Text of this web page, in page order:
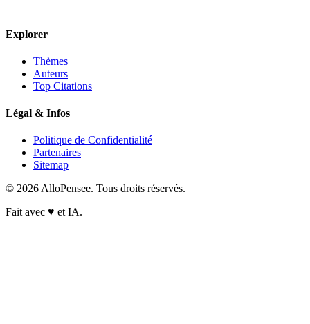
Explorer
Thèmes
Auteurs
Top Citations
Légal & Infos
Politique de Confidentialité
Partenaires
Sitemap
© 2026 AlloPensee. Tous droits réservés.
Fait avec ♥ et IA.